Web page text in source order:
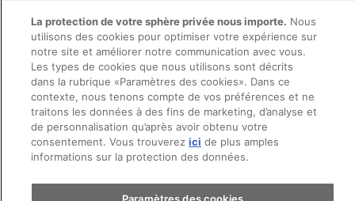
La protection de votre sphère privée nous importe. Nous
utilisons des cookies pour optimiser votre expérience sur
notre site et améliorer notre communication avec vous.
Les types de cookies que nous utilisons sont décrits
dans la rubrique «Paramètres des cookies». Dans ce
contexte, nous tenons compte de vos préférences et ne
traitons les données à des fins de marketing, d’analyse et
de personnalisation qu’après avoir obtenu votre
consentement. Vous trouverezici de plus amples
informations sur la protection des données.